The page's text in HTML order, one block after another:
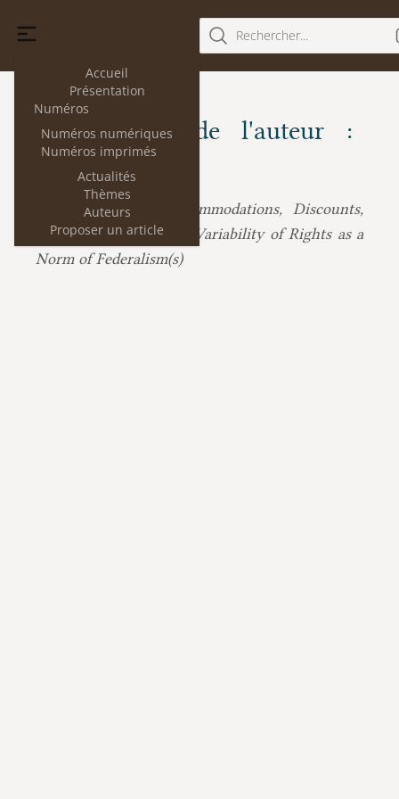
Accueil
Présentation
Numéros
Numéros numériques
Numéros imprimés
Actualités
Thèmes
Auteurs
Proposer un article
Rechercher...
Les articles de l'auteur :
Judith Resnik
Judith Resnik :
Accommodations, Discounts,
and Displacement: The Variability of Rights as a
Norm of Federalism(s)